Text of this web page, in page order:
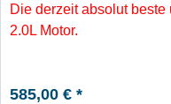
Die derzeit absolut
2.0L Motor.
585,00 € *